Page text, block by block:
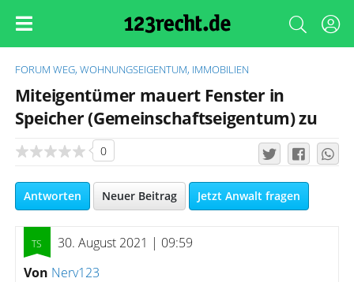
FORUM WEG, WOHNUNGSEIGENTUM, IMMOBILIEN
Miteigentümer mauert Fenster in
Speicher (Gemeinschaftseigentum) zu
0
Antworten Neuer Beitrag Jetzt Anwalt fragen
30. August 2021 | 09:59
Von Nerv123